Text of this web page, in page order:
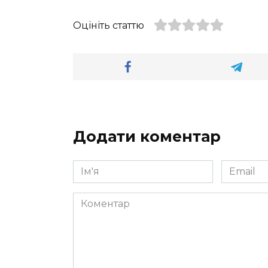
Оцініть статтю
Додати коментар
Ім'я
*
Email
*
Коментар